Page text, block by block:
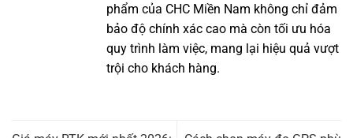
phẩm của CHC Miền Nam không chỉ đảm
bảo độ chính xác cao mà còn tối ưu hóa
quy trình làm việc, mang lại hiệu quả vượt
trội cho khách hàng.